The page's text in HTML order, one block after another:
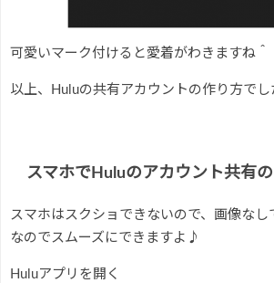
可愛いマーク付けると愛着がわきますね＾
以上、Huluの共有アカウントの作り方でし
スマホでHuluのアカウント共有
スマホはスクショできないので、画像な
なのでスムーズにできますよ♪
Huluアプリを開く